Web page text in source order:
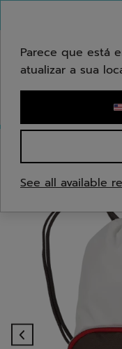
Introduzir uma
Previous
Parece que está
atualizar a sua
See all available